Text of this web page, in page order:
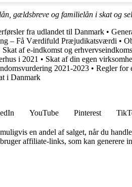
gældsbreve og familielån i skat og
fra udlandet til Danmark •
– Få Værdifuld Præjudikatsværdi •
Skat af e-indkomst og
i 2021 • Skat af din egen
2021-2023 • Regler for
i Danmark
YouTube Pinterest
en andel af salget, når du
affiliate-links, som kan generere